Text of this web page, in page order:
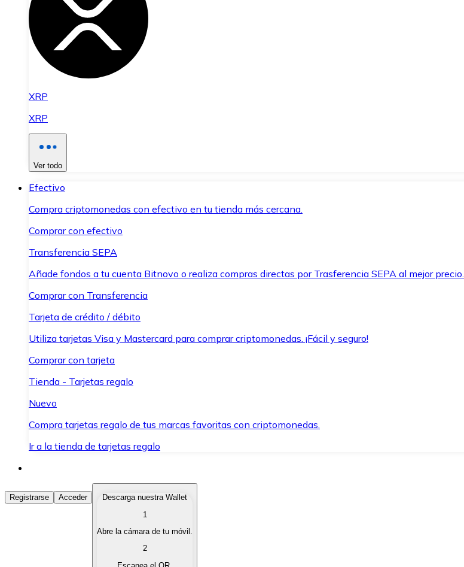
XRP
XRP
Ver todo
Efectivo
Compra criptomonedas con efectivo en tu tienda más cercana.
Comprar con efectivo
Transferencia SEPA
Añade fondos a tu cuenta Bitnovo o realiza compras directas por Trasferencia SEPA al mejor precio.
Comprar con Transferencia
Tarjeta de crédito / débito
Utiliza tarjetas Visa y Mastercard para comprar criptomonedas. ¡Fácil y seguro!
Comprar con tarjeta
Tienda - Tarjetas regalo
Nuevo
Compra tarjetas regalo de tus marcas favoritas con criptomonedas.
Ir a la tienda de tarjetas regalo
Comprar Criptomonedas
Compra criptomonedas con diferentes métodos de pago.
Vende tus criptomonedas de forma rápida y segura.
Registrarse Acceder
Descarga nuestra Wallet
1
Abre la cámara de tu móvil.
2